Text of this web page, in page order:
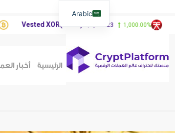
الرئيسية أخبار
XOR(VXOR) $3,404.23 1,000.00% FibSwap
Arabic